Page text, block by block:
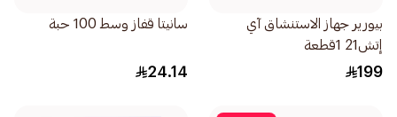
بيورير جهاز الاستنشاق آي
إتش21 1قطعة
199
سانيتا قفاز وسط 100 حبة
24.14